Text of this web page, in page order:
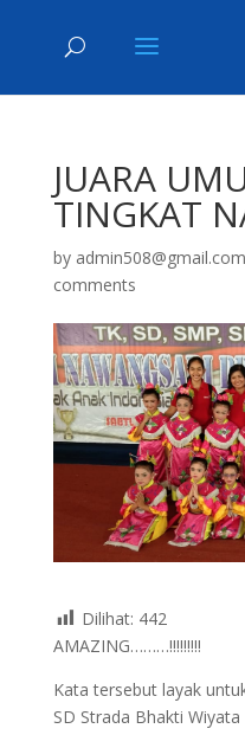
JUARA
TINGKAT
by admin508@gmail.com
comments
Dilihat: 442
AMAZING………!!!!!!!!!
Kata tersebut layak
SD Strada Bhakti